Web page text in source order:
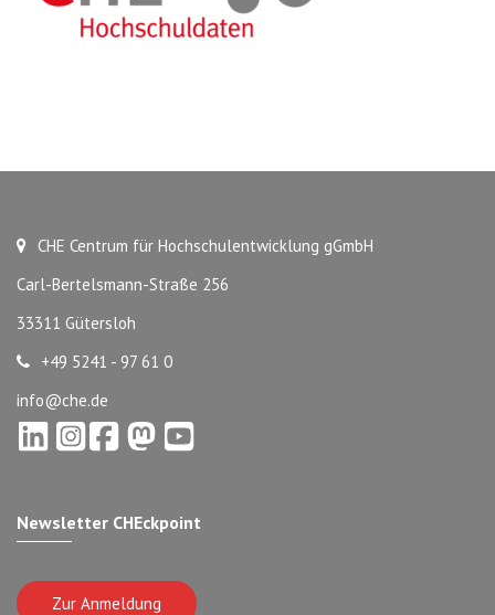
CHE Centrum für Hochschulentwicklung gGmbH
Carl-Bertelsmann-Straße 256
33311 Gütersloh
+49 5241 - 97 61 0
info@che.de
Newsletter CHEckpoint
Zur Anmeldung